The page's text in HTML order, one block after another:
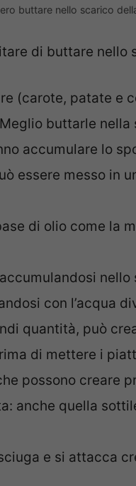
buttare nello scarico
di buttare nello
(carote, patate e
buttarle nella
accumulare lo
essere messo in
di olio come la
con l’acqua
quantità, può
di mettere i
possono creare
anche quella
e si attacca